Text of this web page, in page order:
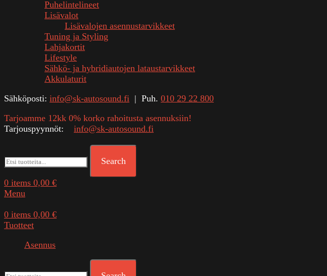
Puhelintelineet
Lisävalot
Lisävalojen asennustarvikkeet
Tuning ja Styling
Lahjakortit
Lifestyle
Sähkö- ja hybridiautojen lataustarvikkeet
Akkulaturit
Sähköposti: info@sk-autosound.fi | Puh. 010 29 22 800
Tarjoamme 12kk 0% korko rahoitusta asennuksiin!
Tarjouspyynnöt:
info@sk-autosound.fi
Search
0 items 0,00 €
Menu
0 items 0,00 €
Tuotteet
Asennus